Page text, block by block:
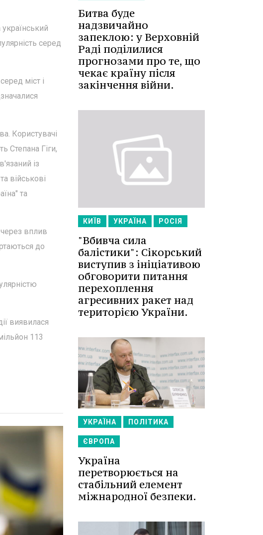
серед
міст і
Користувачі
Степана Гіги,
із
військові
та
вплив
до
виявилася
113
Битва буде
надзвичайно
запеклою: у Верховній
Раді поділилися
прогнозами про те, що
чекає країну після
закінчення війни.
КИЇВ УКРАЇНА РОСІЯ
"Вбивча сила
балістики": Сікорський
виступив з ініціативою
обговорити питання
перехоплення
агресивних ракет над
територією України.
УКРАЇНА ПОЛІТИКА
ЄВРОПА
Україна
перетворюється на
стабільний елемент
міжнародної безпеки.